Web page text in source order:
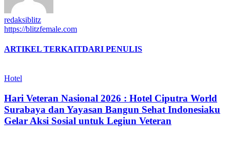
redaksiblitz
https://blitzfemale.com
ARTIKEL TERKAITDARI PENULIS
Hotel
Hari Veteran Nasional 2026 : Hotel Ciputra World
Surabaya dan Yayasan Bangun Sehat Indonesiaku
Gelar Aksi Sosial untuk Legiun Veteran